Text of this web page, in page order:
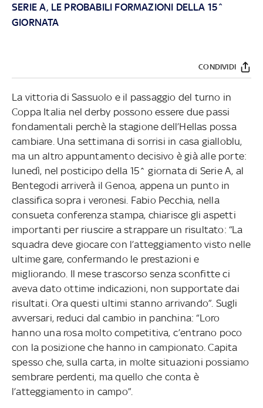
SERIE A, LE PROBABILI FORMAZIONI DELLA 15^
GIORNATA
CONDIVIDI
La vittoria di Sassuolo e il passaggio del turno in
Coppa Italia nel derby possono essere due passi
fondamentali perchè la stagione dell’Hellas possa
cambiare. Una settimana di sorrisi in casa gialloblu,
ma un altro appuntamento decisivo è già alle porte:
lunedì, nel posticipo della 15^ giornata di Serie A, al
Bentegodi arriverà il Genoa, appena un punto in
classifica sopra i veronesi. Fabio Pecchia, nella
consueta conferenza stampa, chiarisce gli aspetti
importanti per riuscire a strappare un risultato: “La
squadra deve giocare con l’atteggiamento visto nelle
ultime gare, confermando le prestazioni e
migliorando. Il mese trascorso senza sconfitte ci
aveva dato ottime indicazioni, non supportate dai
risultati. Ora questi ultimi stanno arrivando”. Sugli
avversari, reduci dal cambio in panchina: “Loro
hanno una rosa molto competitiva, c’entrano poco
con la posizione che hanno in campionato. Capita
spesso che, sulla carta, in molte situazioni possiamo
sembrare perdenti, ma quello che conta è
l’atteggiamento in campo”.